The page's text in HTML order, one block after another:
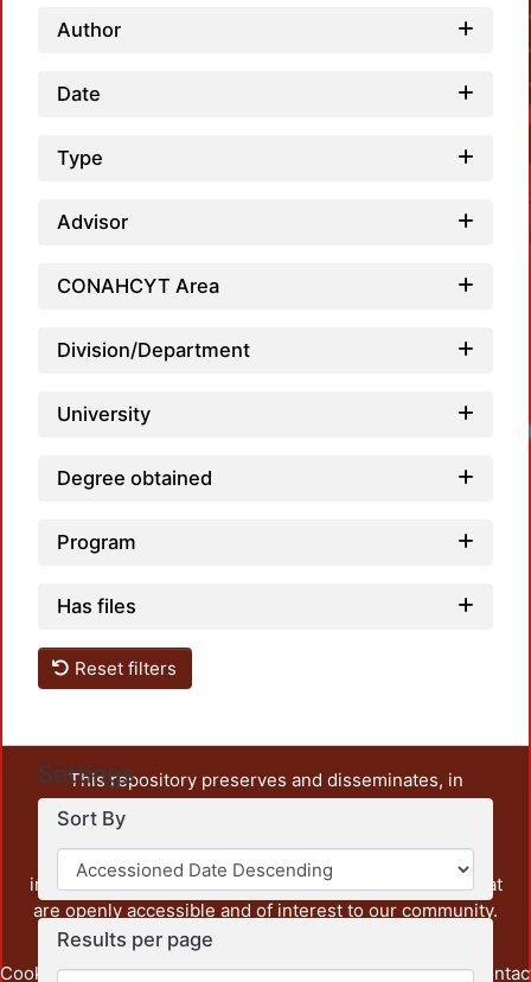
Author
Date
Type
Advisor
CONAHCYT Area
Division/Department
University
Degree obtained
Program
Has files
Reset filters
Settings
Sort By
Results per page
This repository preserves and disseminates, in
unrestricted open access, the teaching and research
output of UAM Azcapotzalco. It also includes some
administrative and graphic documents from the
institution, as well as content from other institutions that
are openly accessible and of interest to our community.
Cookie Privacy End User Send